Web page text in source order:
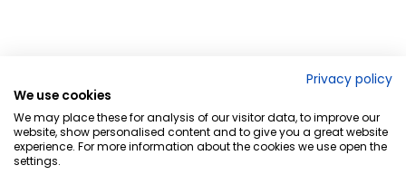
Privacy policy
We use cookies
We may place these for analysis of our visitor data, to improve our
website, show personalised content and to give you a great website
experience. For more information about the cookies we use open the
settings.